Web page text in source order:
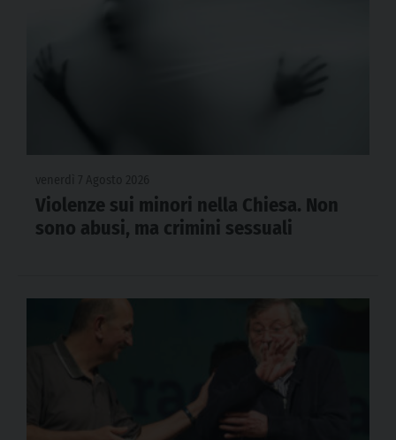
Violenze sui minori nella Chiesa. Non
sono abusi, ma crimini sessuali